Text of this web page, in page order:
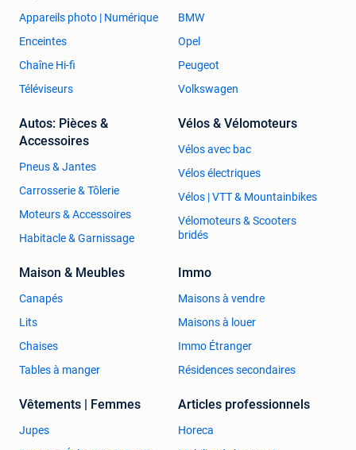
Appareils photo | Numérique
Enceintes
Chaîne Hi-fi
Téléviseurs
BMW
Opel
Peugeot
Volkswagen
Autos: Pièces &
Accessoires
Pneus & Jantes
Carrosserie & Tôlerie
Moteurs & Accessoires
Habitacle & Garnissage
Vélos & Vélomoteurs
Vélos avec bac
Vélos électriques
Vélos | VTT & Mountainbikes
Vélomoteurs & Scooters
bridés
Maison & Meubles
Canapés
Lits
Chaises
Tables à manger
Immo
Maisons à vendre
Maisons à louer
Immo Étranger
Résidences secondaires
Vêtements | Femmes
Jupes
Articles professionnels
Horeca